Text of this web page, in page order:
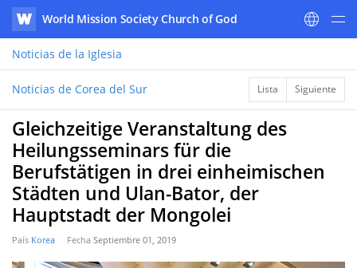
WATV
World Mission Society Church of God
Noticias de la Iglesia
Noticias de Corea del Sur Lista Siguiente
Gleichzeitige Veranstaltung des
Heilungsseminars für die
Berufstätigen in drei einheimischen
Städten und Ulan-Bator, der
Hauptstadt der Mongolei
País Korea Fecha Septiembre 01, 2019